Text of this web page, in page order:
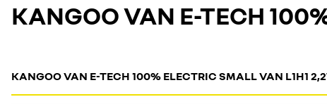
KANGOO VAN E-TECH
KANGOO VAN E-TECH 100% ELECTRIC SMALL VAN L1H1